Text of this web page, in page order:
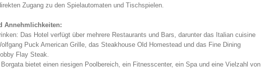
Zugang zu den Spielautomaten und Tischspielen.
Annehmlichkeiten:
Das Hotel verfügt über mehrere Restaurants und Bars, darunter das Italian cuisine
Puck American Grille, das Steakhouse Old Homestead und das Fine Dining
Flay Steak.
bietet einen riesigen Poolbereich, ein Fitnesscenter, ein Spa und eine Vielzahl von